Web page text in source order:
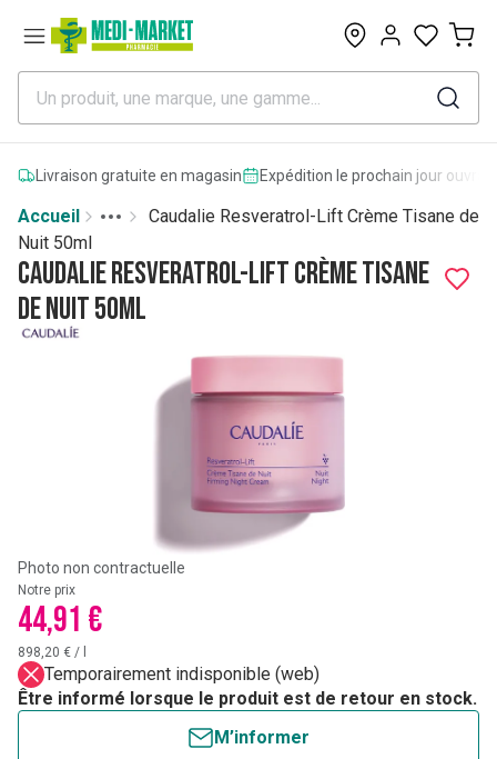
0
Livraison gratuite en magasin Expédition le prochain jour
Accueil
More
Toggle menu
Caudalie Resveratrol-Lift Crème Tisane de
Nuit 50ml
Caudalie Resveratrol-Lift Crème Tisane
de Nuit 50ml
Photo non contractuelle
Notre prix
44,91 €
898,20 € /
Temporairement indisponible (web)
Être informé lorsque le produit est de retour en stock.
M’informer